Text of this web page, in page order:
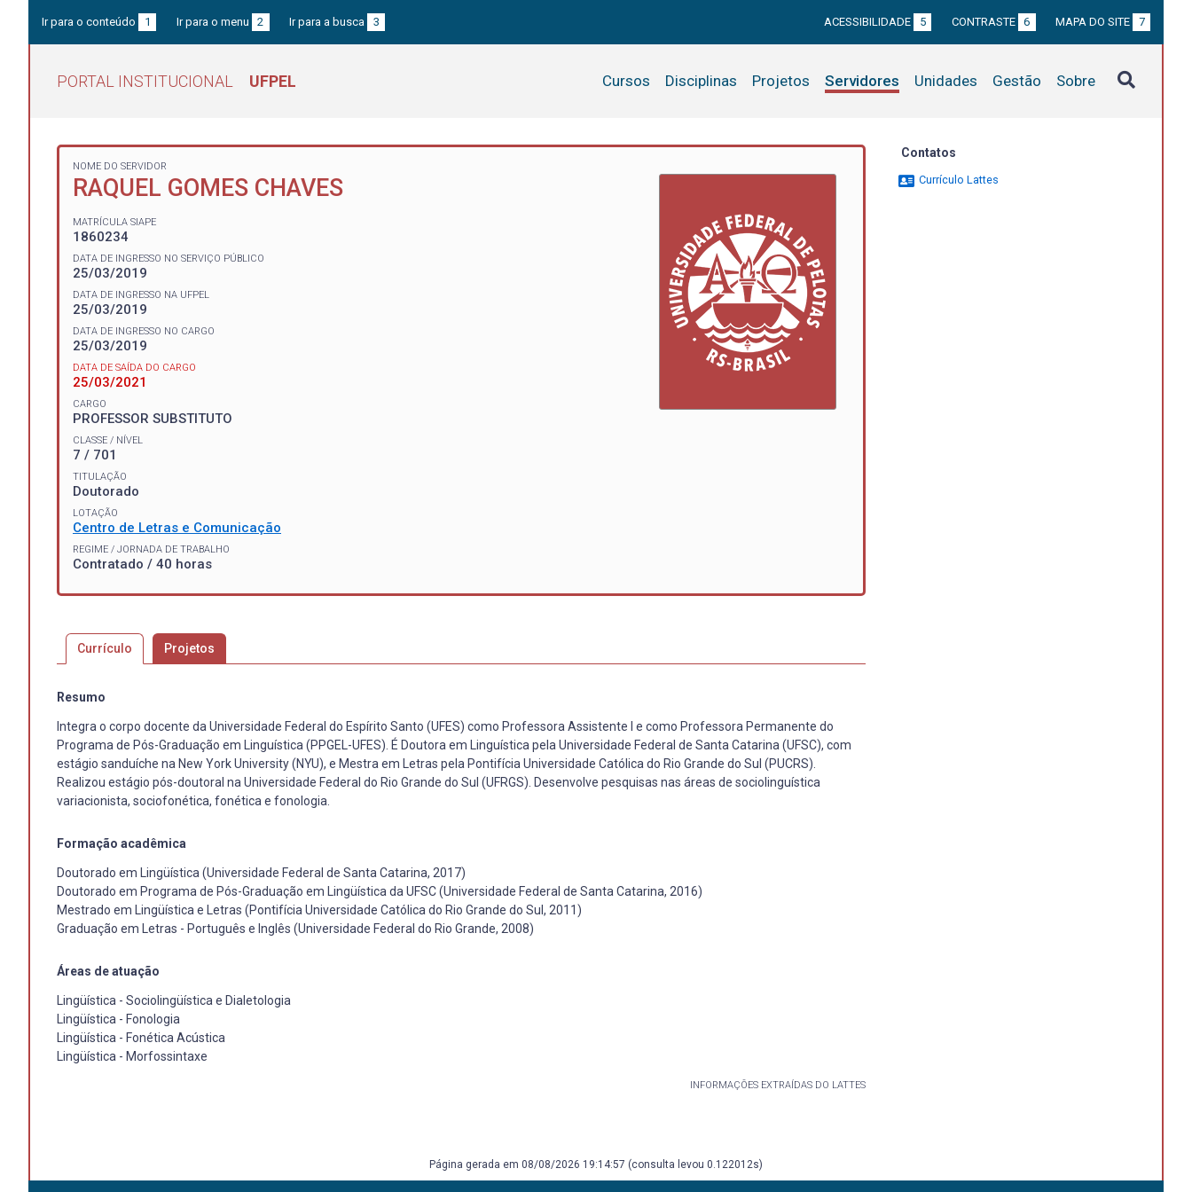
Ir para o conteúdo 1 Ir para o menu 2 Ir para a busca 3 ACESSIBILIDADE 5 CONTRASTE 6 MAPA DO SITE 7
PORTAL INSTITUCIONAL UFPEL Cursos Disciplinas Projetos Servidores Unidades Gestão Sobre
NOME DO SERVIDOR
RAQUEL GOMES CHAVES
MATRÍCULA SIAPE
1860234
DATA DE INGRESSO NO SERVIÇO PÚBLICO
25/03/2019
DATA DE INGRESSO NA UFPEL
25/03/2019
DATA DE INGRESSO NO CARGO
25/03/2019
DATA DE SAÍDA DO CARGO
25/03/2021
CARGO
PROFESSOR SUBSTITUTO
CLASSE / NÍVEL
7 / 701
TITULAÇÃO
Doutorado
LOTAÇÃO
Centro de Letras e Comunicação
REGIME / JORNADA DE TRABALHO
Contratado / 40 horas
Currículo Projetos
Resumo
Integra o corpo docente da Universidade Federal do Espírito Santo (UFES) como Professora Assistente I e como Professora Permanente do
Programa de Pós-Graduação em Linguística (PPGEL-UFES). É Doutora em Linguística pela Universidade Federal de Santa Catarina (UFSC), com
estágio sanduíche na New York University (NYU), e Mestra em Letras pela Pontifícia Universidade Católica do Rio Grande do Sul (PUCRS).
Realizou estágio pós-doutoral na Universidade Federal do Rio Grande do Sul (UFRGS). Desenvolve pesquisas nas áreas de sociolinguística
variacionista, sociofonética, fonética e fonologia.
Formação acadêmica
Doutorado em Lingüística (Universidade Federal de Santa Catarina, 2017)
Doutorado em Programa de Pós-Graduação em Lingüística da UFSC (Universidade Federal de Santa Catarina, 2016)
Mestrado em Lingüística e Letras (Pontifícia Universidade Católica do Rio Grande do Sul, 2011)
Graduação em Letras - Português e Inglês (Universidade Federal do Rio Grande, 2008)
Áreas de atuação
Lingüística - Sociolingüística e Dialetologia
Lingüística - Fonologia
Lingüística - Fonética Acústica
Lingüística - Morfossintaxe
INFORMAÇÕES EXTRAÍDAS DO LATTES
Contatos
Currículo Lattes
Página gerada em 08/08/2026 19:14:57 (consulta levou 0.122012s)